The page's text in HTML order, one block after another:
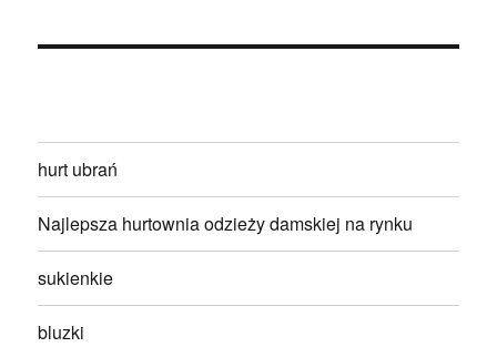
hurt ubrań
Najlepsza hurtownia odzieży damskiej na rynku
sukienkie
bluzki